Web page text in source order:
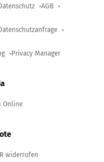
AGB
Privacy Manager
Online
widerrufen